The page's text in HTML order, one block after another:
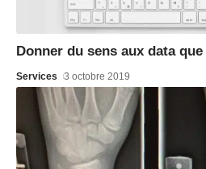
Donner du sens aux data
Services 3 octobre 2019